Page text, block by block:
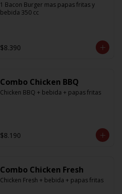
1 Bacon Burger mas papas fritas y
bebida 350 cc
$8.390
Combo Chicken BBQ
Chicken BBQ + bebida + papas fritas
$8.190
Combo Chicken Fresh
Chicken Fresh + bebida + papas fritas